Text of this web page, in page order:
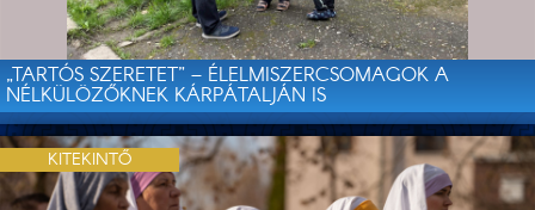
„TARTÓS SZERETET” – ÉLELMISZERCSOMAGOK A
NÉLKÜLÖZŐKNEK KÁRPÁTALJÁN IS
KITEKINTŐ